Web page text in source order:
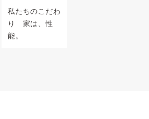
私たちのこだわ
り 家は、性
能。